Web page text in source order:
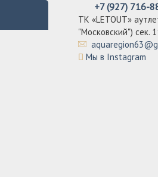
+7 (927) 716-
ТК «LETOUT»
"Московский") сек.
Мы в Instagram